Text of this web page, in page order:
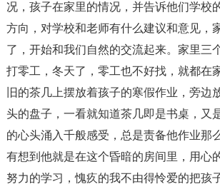
况，孩子在家里的情况，并告诉他们学校
方向，对学校和老师有什么建议和意见，
了，开始和我们自然的交流起来。家里三
打零工，冬天了，零工也不好找，就都在
旧的茶几上摆放着孩子的寒假作业，旁边
头的盘子，一看就知道茶几即是书桌，又
的心头涌入千般感受，总是责备他作业那
有想到他就是在这个昏暗的房间里，用心
努力的学习，愧疚的我不由得怜爱的把孩